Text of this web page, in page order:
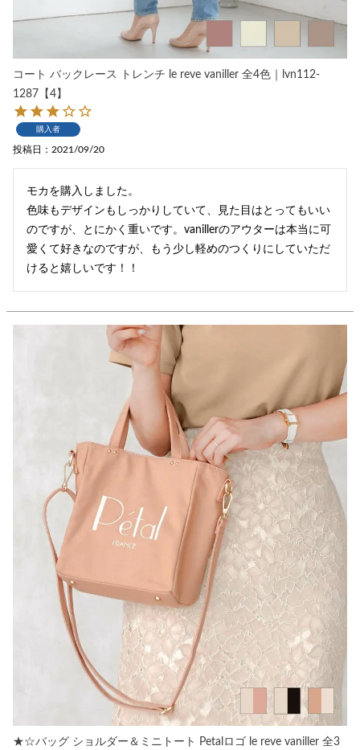
コート バックレース トレンチ le reve vaniller 全4色｜lvn112-
1287【4】
購入者
投稿日 2021/09/20
モカを購入しました。
色味もデザインもしっかりしていて、見た目はとってもいい
のですが、とにかく重いです。vanillerのアウターは本当に可
愛くて好きなのですが、もう少し軽めのつくりにしていただ
けると嬉しいです！！
★☆バッグ ショルダー＆ミニトート Petalロゴ le reve vaniller 全3